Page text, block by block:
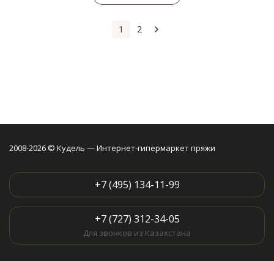
1 2
2008-2026 © Кудель — Интернет-гипермаркет пряжи
+7 (495) 134-11-99
+7 (727) 312-34-05
Для звонков из Казахстана